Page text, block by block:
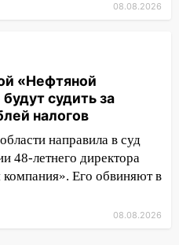
крупный град:
уходит под
на контроль
на улице
сбила
на улице
уголовное дело
08.08.2026
«Нефтяной
судить за
налогов
направила в суд
48-летнего директора
Его обвиняют в
08.08.2026